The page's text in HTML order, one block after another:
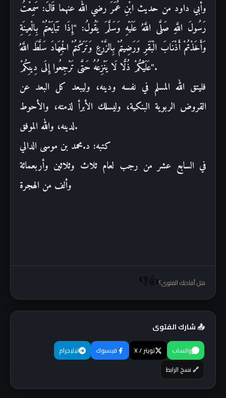
وأبي داود من حديث ابْنِ عُمَرَ رضي الله عنهما قَالَ: سَمِعْتُ
رَسُولَ اللَّهِ صَلَّى اللَّهُ عَلَيْهِ وَسَلَّمَ يَقُولُ: "إِذَا تَبَايَعْتُمْ بِالْعِينَةِ
وَأَخَذْتُمْ أَذْنَابَ الْبَقَرِ وَرَضِيتُمْ بِالزَّرْعِ وَتَرَكْتُمْ الْجِهَادَ سَلَّطَ اللَّهُ
عَلَيْكُمْ ذُلًّا لَا يَنْزِعُهُ حَتَّى تَرْجِعُوا إِلَى دِينِكُمْ
".
فليتق الله المسلم في نفسه ودينه، وليبعد كل البعد عن
القروض الربوية البنكية، وليسلك الأبرأ لذمته، والأحوط
لدينه، والله الموفق.
كتبه: د.محمد بن موسى الدالي
في السابع عشر من رجب لعام ثلاث وثلاثين وأربعمائة
وألف من الهجرة
هل أفادتك الفتوى؟👍
👎
📤 شارك الفتوى
واتساب تويتر / X فيسبوك
تيليجرام
🔗 نسخ الرابط